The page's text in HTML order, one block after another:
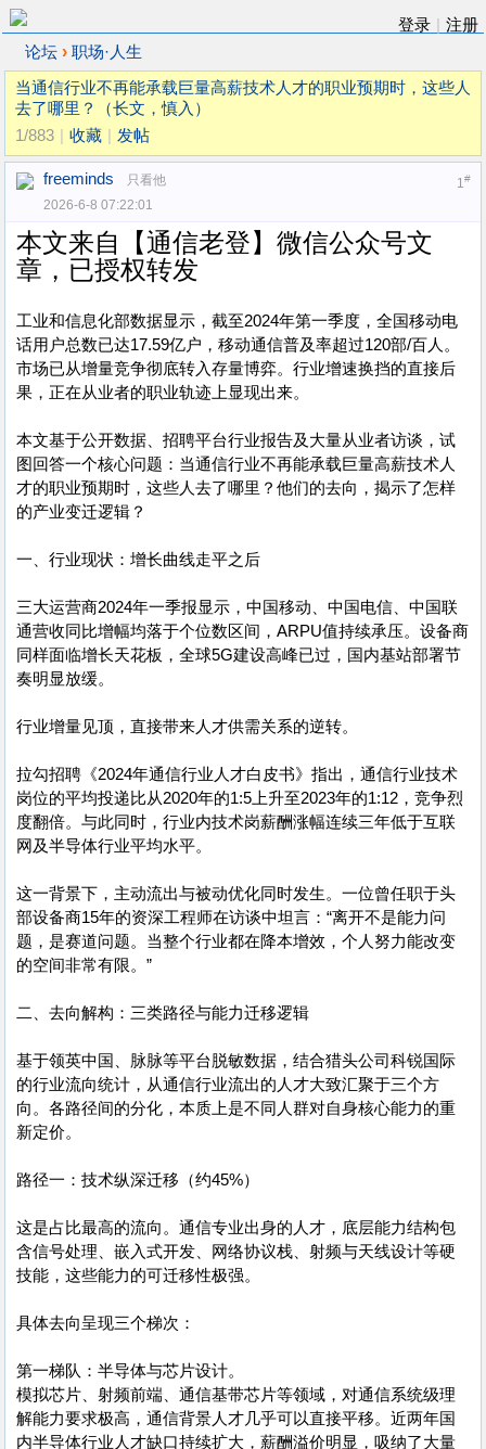
登录
注册
论坛 › 职场·人生
当通信行业不再能承载巨量高薪技术人才的职业预期时，这些人
去了哪里？（长文，慎入）
1/883
收藏 发帖
1#
freeminds
只看他
2026-6-8 07:22:01
本文来自【通信老登】微信公众号文
章，已授权转发
工业和信息化部数据显示，截至2024年第一季度，全国移动电
话用户总数已达17.59亿户，移动通信普及率超过120部/百人。
市场已从增量竞争彻底转入存量博弈。行业增速换挡的直接后
果，正在从业者的职业轨迹上显现出来。
本文基于公开数据、招聘平台行业报告及大量从业者访谈，试
图回答一个核心问题：当通信行业不再能承载巨量高薪技术人
才的职业预期时，这些人去了哪里？他们的去向，揭示了怎样
的产业变迁逻辑？
一、行业现状：增长曲线走平之后
三大运营商2024年一季报显示，中国移动、中国电信、中国联
通营收同比增幅均落于个位数区间，ARPU值持续承压。设备商
同样面临增长天花板，全球5G建设高峰已过，国内基站部署节
奏明显放缓。
行业增量见顶，直接带来人才供需关系的逆转。
拉勾招聘《2024年通信行业人才白皮书》指出，通信行业技术
岗位的平均投递比从2020年的1:5上升至2023年的1:12，竞争烈
度翻倍。与此同时，行业内技术岗薪酬涨幅连续三年低于互联
网及半导体行业平均水平。
这一背景下，主动流出与被动优化同时发生。一位曾任职于头
部设备商15年的资深工程师在访谈中坦言：“离开不是能力问
题，是赛道问题。当整个行业都在降本增效，个人努力能改变
的空间非常有限。”
二、去向解构：三类路径与能力迁移逻辑
基于领英中国、脉脉等平台脱敏数据，结合猎头公司科锐国际
的行业流向统计，从通信行业流出的人才大致汇聚于三个方
向。各路径间的分化，本质上是不同人群对自身核心能力的重
新定价。
路径一：技术纵深迁移（约45%）
这是占比最高的流向。通信专业出身的人才，底层能力结构包
含信号处理、嵌入式开发、网络协议栈、射频与天线设计等硬
技能，这些能力的可迁移性极强。
具体去向呈现三个梯次：
第一梯队：半导体与芯片设计。
模拟芯片、射频前端、通信基带芯片等领域，对通信系统级理
解能力要求极高，通信背景人才几乎可以直接平移。近两年国
内半导体行业人才缺口持续扩大，薪酬溢价明显，吸纳了大量